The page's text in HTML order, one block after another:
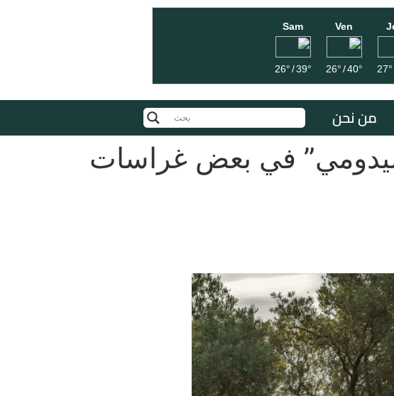
27°
Ven
40°
/
26°
Sam
39°
/
26°
من نحن
في بعض غراسات